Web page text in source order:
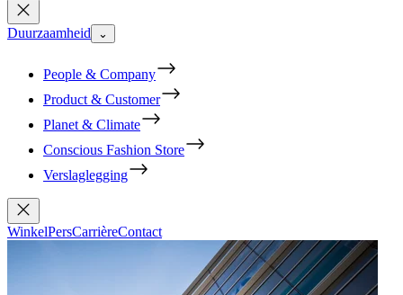
Duurzaamheid ⌄
People & Company
Product & Customer
Planet & Climate
Conscious Fashion Store
Verslaglegging
WinkelPersCarrièreContact